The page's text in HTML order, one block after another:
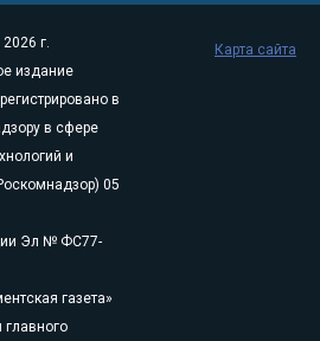
г.
издание
в
в сфере
и
05
Эл № ФС77-
газета»
Карта сайта